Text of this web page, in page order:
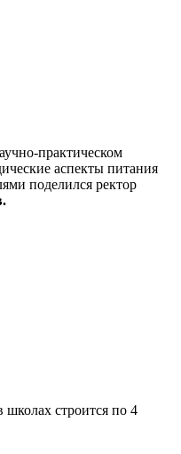
практическом
аспекты питания
поделился ректор
школах строится по 4